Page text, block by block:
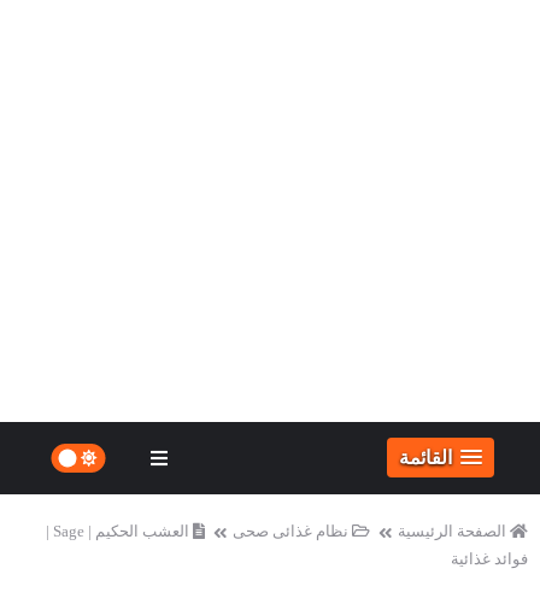
القائمة
الصفحة الرئيسية نظام غذائى صحى
العشب الحكيم | Sage |
فوائد غذائية